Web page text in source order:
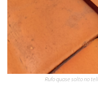
Rufo quase solto no